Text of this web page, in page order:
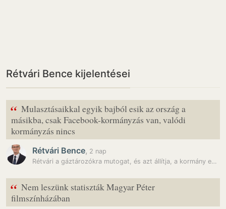
Rétvári Bence kijelentései
“ Mulasztásaikkal egyik bajból esik az ország a
másikba, csak Facebook-kormányzás van, valódi
kormányzás nincs
Rétvári Bence, 2 nap
Rétvári a gáztározókra mutogat, és azt állítja, a kormány egyik…
“ Nem leszünk statiszták Magyar Péter
filmszínházában